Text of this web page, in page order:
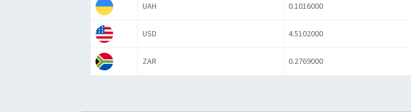
UAH 0.1016000
USD 4.5102000
ZAR 0.2769000